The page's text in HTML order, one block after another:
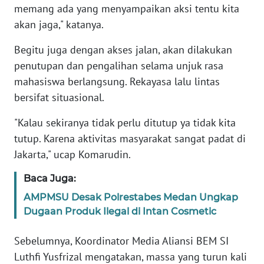
memang ada yang menyampaikan aksi tentu kita
akan jaga," katanya.
Begitu juga dengan akses jalan, akan dilakukan
penutupan dan pengalihan selama unjuk rasa
mahasiswa berlangsung. Rekayasa lalu lintas
bersifat situasional.
"Kalau sekiranya tidak perlu ditutup ya tidak kita
tutup. Karena aktivitas masyarakat sangat padat di
Jakarta," ucap Komarudin.
Baca Juga:
AMPMSU Desak Polrestabes Medan Ungkap
Dugaan Produk Ilegal di Intan Cosmetic
Sebelumnya, Koordinator Media Aliansi BEM SI
Luthfi Yusfrizal mengatakan, massa yang turun kali
REDAKSI
DISCLAIMER
Wahana
News
Regional
WN
WN
JAKARTA
WN
JABAR